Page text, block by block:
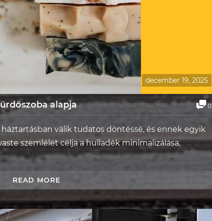
december 19, 2025
alapja 0
válik tudatos döntéssé, és ennek egyik
szemlélet célja a hulladék minimalizálása,
READ MORE